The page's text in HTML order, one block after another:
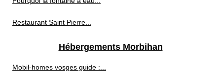
Restaurant Saint Pierre...
Hébergements Morbihan
Mobil-homes vosges guide :...